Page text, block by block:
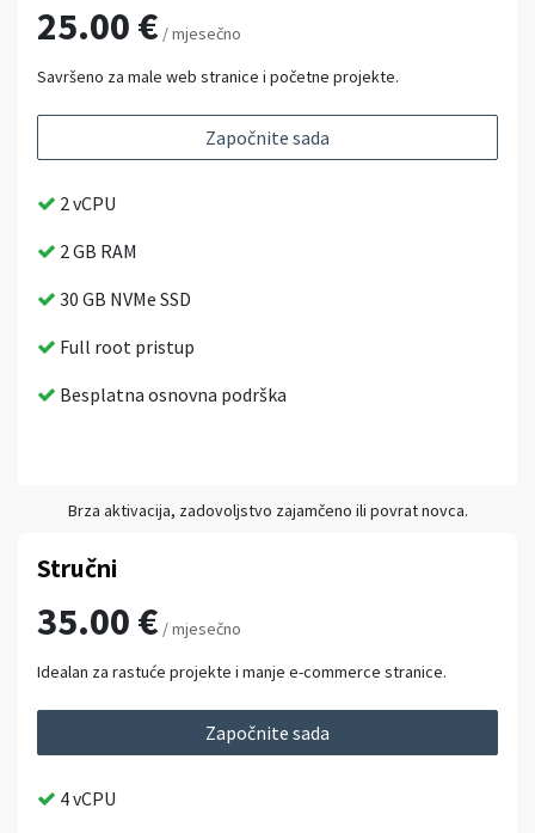
25.00 € / mjesečno
Savršeno za male web stranice i početne projekte.
Započnite sada
2 vCPU
2 GB RAM
30 GB NVMe SSD
Full root pristup
Besplatna osnovna podrška
Brza aktivacija, zadovoljstvo zajamčeno ili povrat novca.
Stručni
35.00 € / mjesečno
Idealan za rastuće projekte i manje e-commerce stranice.
Započnite sada
4 vCPU